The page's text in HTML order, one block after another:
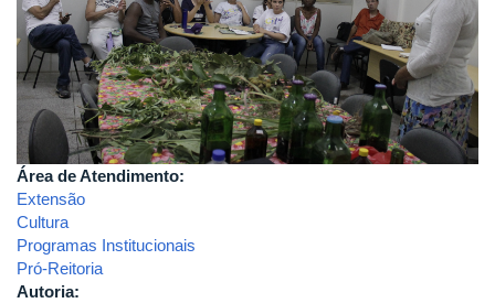
Área de Atendimento:
Extensão
Cultura
Programas Institucionais
Pró-Reitoria
Autoria: